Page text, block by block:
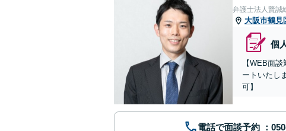
弁護士法人賢誠
大阪市鶴見
個
【WEB面
ートいたし
可】
電話で面談予約